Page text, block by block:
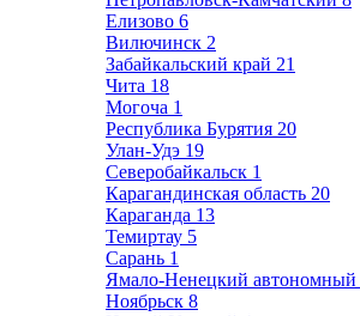
Елизово 6
Вилючинск 2
Забайкальский край 21
Чита 18
Могоча 1
Республика Бурятия 20
Улан-Удэ 19
Северобайкальск 1
Карагандинская область 20
Караганда 13
Темиртау 5
Сарань 1
Ямало-Ненецкий автономный
Ноябрьск 8